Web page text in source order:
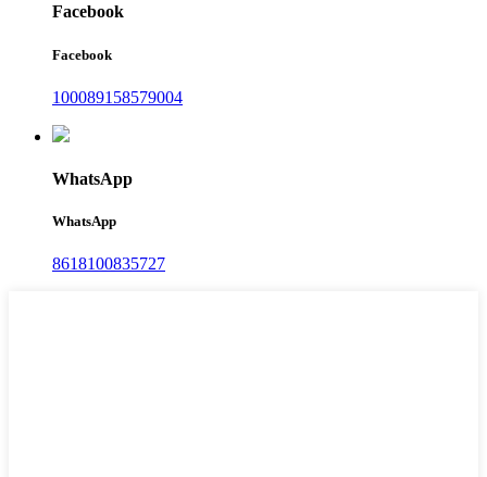
Facebook
Facebook
100089158579004
WhatsApp
WhatsApp
8618100835727